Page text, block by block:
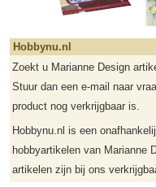
Hobbynu.nl
Zoekt u Marianne Design
Stuur dan een e-mail naar
product nog verkrijgbaar is.
Hobbynu.nl is een
hobbyartikelen van Marianne
artikelen zijn bij ons